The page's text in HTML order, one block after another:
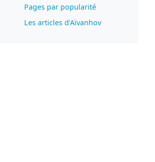
Pages par popularité
Les articles d'Aïvanhov